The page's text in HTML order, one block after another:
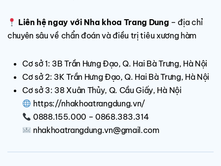
Liên hệ ngay với Nha khoa Trang Dung – địa chỉ
chuyên sâu về chẩn đoán và điều trị tiêu xương hàm
Cơ sở 1: 3B Trần Hưng Đạo, Q. Hai Bà Trưng, Hà Nội
Cơ sở 2: 3K Trần Hưng Đạo, Q. Hai Bà Trưng, Hà Nội
Cơ sở 3: 38 Xuân Thủy, Q. Cầu Giấy, Hà Nội
https://nhakhoatrangdung.vn/
0888.155.000 – 0868.383.314
nhakhoatrangdung.vn@gmail.com